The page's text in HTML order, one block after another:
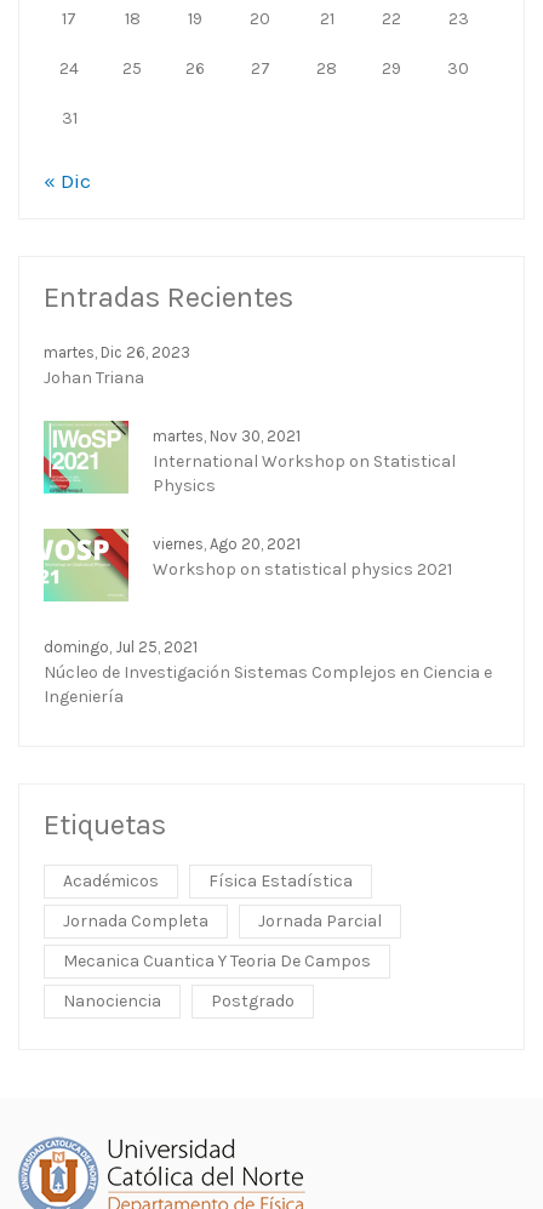
17 18 19 20 21 22 23
24 25 26 27 28 29 30
31
« Dic
Entradas Recientes
martes, Dic 26, 2023
Johan Triana
martes, Nov 30, 2021
International Workshop on Statistical
Physics
viernes, Ago 20, 2021
Workshop on statistical physics 2021
domingo, Jul 25, 2021
Núcleo de Investigación Sistemas Complejos en Ciencia e
Ingeniería
Etiquetas
Académicos
Física Estadística
Jornada Completa
Jornada Parcial
Mecanica Cuantica Y Teoria De Campos
Nanociencia
Postgrado